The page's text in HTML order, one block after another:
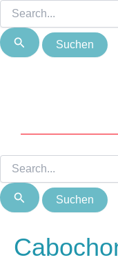
Zum
Inhalt
springen
nach:
nach: